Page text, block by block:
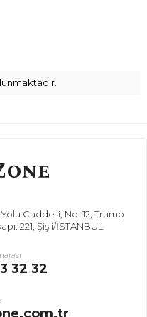
Caddesi, No: 12, Trump
221, Şişli/İSTANBUL
32 32